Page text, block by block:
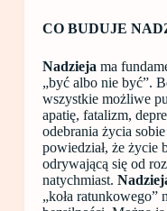
CO BUDUJE
Nadzieja ma
„być albo nie być”.
wszystkie możliwe
apatię, fatalizm,
odebrania życia
powiedział, że życie
odrywającą się od
natychmiast.
„koła ratunkowego”